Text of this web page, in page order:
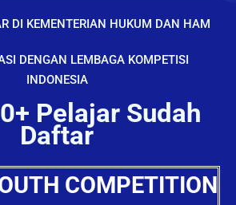
DI KEMENTERIAN HUKUM DAN HAM
DENGAN LEMBAGA KOMPETISI
INDONESIA
Pelajar Sudah
Daftar
COMPETITION